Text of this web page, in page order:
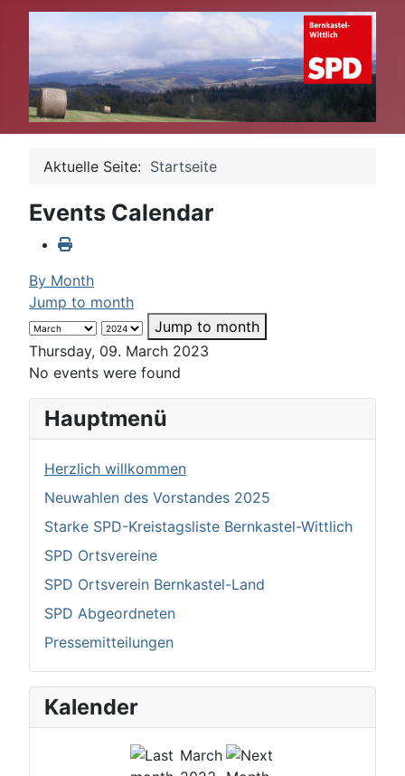
Aktuelle Seite: Startseite
Events Calendar
By Month
Jump to month
Jump to month
Thursday, 09. March 2023
No events were found
Hauptmenü
Herzlich willkommen
Neuwahlen des Vorstandes 2025
Starke SPD-Kreistagsliste Bernkastel-Wittlich
SPD Ortsvereine
SPD Ortsverein Bernkastel-Land
SPD Abgeordneten
Pressemitteilungen
Kalender
March